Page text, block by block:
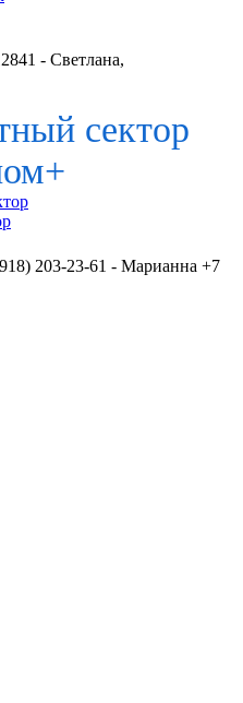
- Светлана,
сектор
203-23-61 - Марианна +7